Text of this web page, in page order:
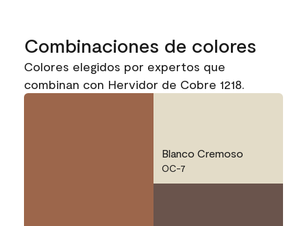
Combinaciones de colores
Colores elegidos por expertos que
combinan con Hervidor de Cobre 1218.
Blanco Cremoso
OC-7